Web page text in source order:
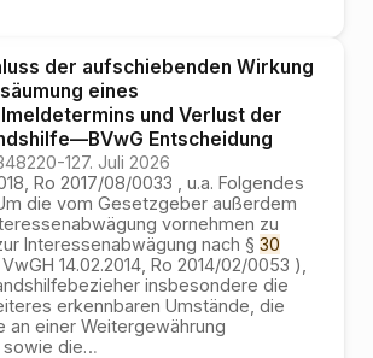
der aufschiebenden Wirkung
eines
und Verlust der
—BVwG Entscheidung
127. Juli 2026
Ro 2017/08/0033 , u.a. Folgendes
die vom Gesetzgeber außerdem
vornehmen zu
Interessenabwägung nach § 30
VwGH 14.02.2014, Ro 2014/02/0053 ),
insbesondere die
erkennbaren Umstände, die
an einer Weitergewährung
sowie die…